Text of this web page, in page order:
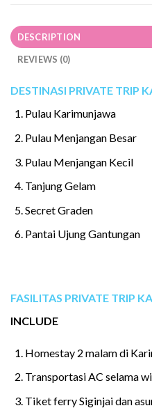
DESCRIPTION
REVIEWS (0)
DESTINASI PRIVATE TRIP
Pulau Karimunjawa
Pulau Menjangan Besar
Pulau Menjangan Kecil
Tanjung Gelam
Secret Graden
Pantai Ujung Gantungan
FASILITAS PRIVATE TRIP
INCLUDE
Homestay 2 malam di
Transportasi AC selama
Tiket ferry Siginjai dan